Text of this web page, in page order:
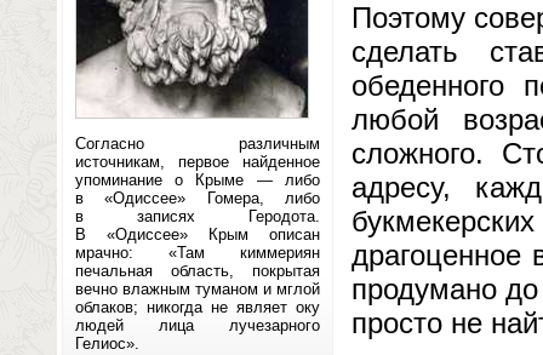
Согласно различным
источникам, первое найденное
упоминание о Крыме — либо
в «Одиссее» Гомера, либо
в записях Геродота.
В «Одиссее» Крым описан
мрачно: «Там киммериян
печальная область, покрытая
вечно влажным туманом и мглой
облаков; никогда не являет оку
людей лица лучезарного
Гелиос».
Поэтому
сделать
обеденного
любой
сложного.
адресу,
драгоценное
продумано
просто не